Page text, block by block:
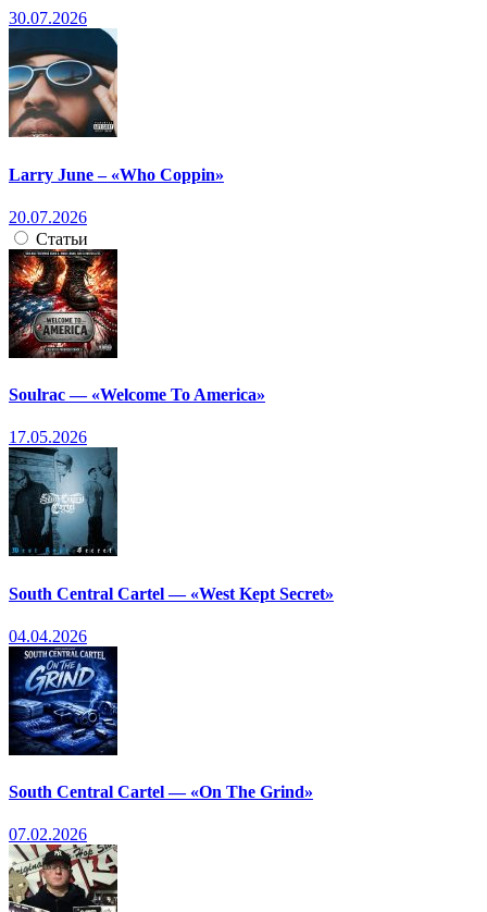
30.07.2026
Larry June – «Who Coppin»
20.07.2026
Статьи
Soulrac — «Welcome To America»
17.05.2026
South Central Cartel — «West Kept Secret»
04.04.2026
South Central Cartel — «On The Grind»
07.02.2026